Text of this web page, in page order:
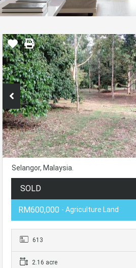
Selangor, Malaysia.
SOLD
RM600,000 - Agriculture Land
613
2.16 acre